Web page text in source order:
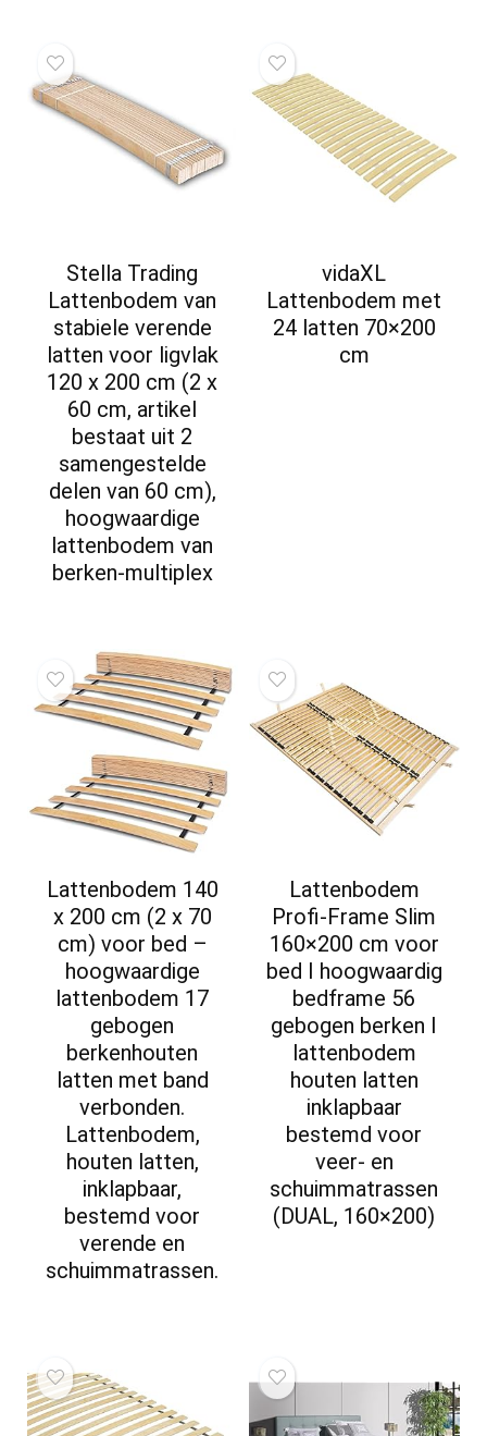
Stella Trading
Lattenbodem van
stabiele verende
latten voor ligvlak
120 x 200 cm (2 x
60 cm, artikel
bestaat uit 2
samengestelde
delen van 60 cm),
hoogwaardige
lattenbodem van
berken-multiplex
vidaXL
Lattenbodem met
24 latten 70×200
cm
Lattenbodem 140
x 200 cm (2 x 70
cm) voor bed –
hoogwaardige
lattenbodem 17
gebogen
berkenhouten
latten met band
verbonden.
Lattenbodem,
houten latten,
inklapbaar,
bestemd voor
verende en
schuimmatrassen.
Lattenbodem
Profi-Frame Slim
160×200 cm voor
bed I hoogwaardig
bedframe 56
gebogen berken I
lattenbodem
houten latten
inklapbaar
bestemd voor
veer- en
schuimmatrassen
(DUAL, 160×200)